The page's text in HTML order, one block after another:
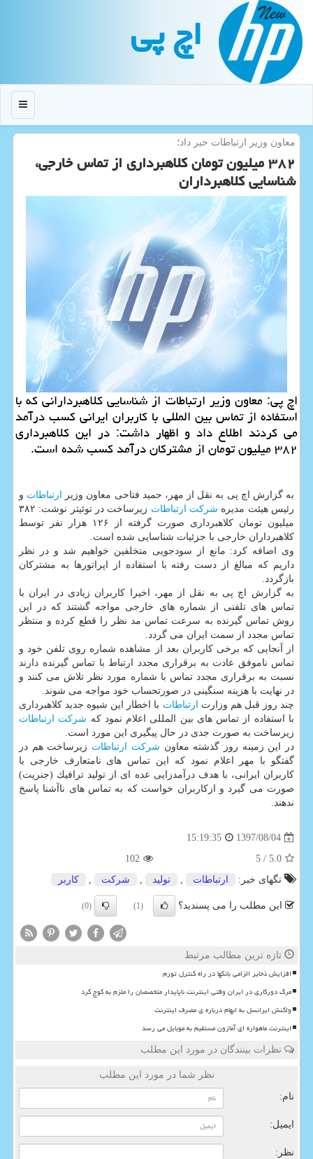
اچ پی
منو
معاون وزیر ارتباطات خبر داد؛
۳۸۲ میلیون تومان كلاهبرداری از تماس خارجی،
شناسایی كلاهبرداران
اچ پی: معاون وزیر ارتباطات از شناسایی كلاهبردارانی كه با
استفاده از تماس بین المللی با كاربران ایرانی كسب درآمد
می كردند اطلاع داد و اظهار داشت: در این كلاهبرداری
۳۸۲ میلیون تومان از مشتركان درآمد كسب شده است.
به گزارش اچ پی به نقل از مهر، حمید فتاحی معاون وزیر ارتباطات و
رئیس هیئت مدیره شركت ارتباطات
زیرساخت در توئیتر نوشت: ۳۸۲
میلیون تومان كلاهبرداری صورت گرفته از ۱۲۶ هزار نفر توسط
كلاهبرداران خارجی با جزئیات شناسایی شده است.
وی اضافه كرد: مانع از سودجویی متخلفین خواهیم شد و در نظر
داریم كه مبالغ از دست رفته با استفاده از اپراتورها به مشتركان
بازگردد.
به گزارش اچ پی به نقل از مهر، اخیرا كاربران زیادی در ایران با
تماس های تلفنی از شماره های خارجی مواجه گشتند كه در این
روش تماس گیرنده به سرعت تماس مد نظر را قطع كرده و منتظر
تماس مجدد از سمت ایران می گردد.
از آنجایی كه برخی كاربران بعد از مشاهده شماره روی تلفن خود و
تماس ناموفق عادت به برقراری مجدد ارتباط با تماس گیرنده دارند
نسبت به برقراری مجدد تماس با شماره مورد نظر تلاش می كنند و
در نهایت با هزینه سنگینی در صورتحساب خود مواجه می شوند.
چند روز قبل هم وزارت ارتباطات با اخطار این شیوه جدید كلاهبرداری
با استفاده از تماس های بین المللی اعلام نمود كه شركت ارتباطات
زیرساخت به صورت جدی در حال پیگیری این مورد است.
در این زمینه روز گذشته معاون شركت ارتباطات زیرساخت هم در
گفتگو با مهر اعلام نمود كه این تماس های نامتعارف خارجی با
كاربران ایرانی، با هدف درآمدزایی عده ای از تولید ترافیك (جنریت)
صورت می گیرد و ازكاربران خواست كه به تماس های ناآشنا پاسخ
ندهند.
1397/08/04
15:19:35
5.0
/ 5
102
تگهای خبر:
ارتباطات , تولید , شركت , كاربر
این مطلب را می پسندید؟ (1)
(0)
تازه ترین مطالب مرتبط
افزایش ذخایر الزامی بانکها در راه کنترل تورم
مرگ دورکاری در ایران وقتی اینترنت ناپایدار متخصصان را ملزم به کوچ کرد
واکنش ایرانسل به ابهام درباره ی مصرف اینترنت
اینترنت ماهواره ای آمازون مستقیم به موبایل می رسد
نظرات بینندگان در مورد این مطلب
نظر شما در مورد این مطلب
نام:
ایمیل:
نظر: